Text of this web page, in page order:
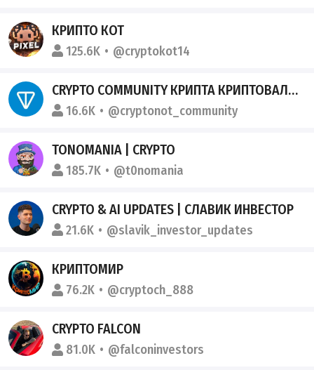
КРИПТО КОТ
125.6K @cryptokot14
CRYPTO COMMUNITY КРИПТА КРИПТОВАЛЮТА БИТКОИН НОТКОИН ТОНКОИН
16.6K @cryptonot_community
TONOMANIA | CRYPTO
185.7K @t0nomania
CRYPTO & AI UPDATES | СЛАВИК ИНВЕСТОР
21.6K @slavik_investor_updates
КРИПТОМИР
76.2K @cryptoch_888
CRYPTO FALCON
81.0K @falconinvestors